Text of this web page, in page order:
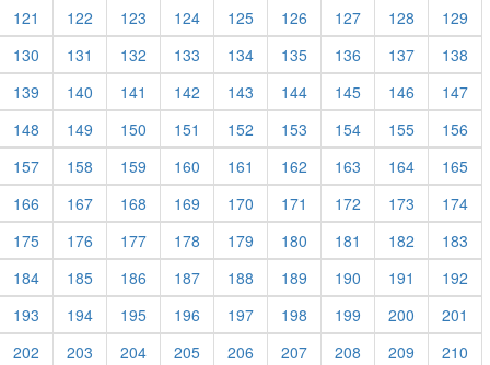
121
122 123 124 125 126 127 128
129
130
131 132 133 134 135 136 137
138
139
140 141 142 143 144 145 146
147
148
149 150 151 152 153 154 155
156
157
158 159 160 161 162 163 164
165
166
167 168 169 170 171 172 173
174
175
176 177 178 179 180 181 182
183
184
185 186 187 188 189 190 191
192
193
194 195 196 197 198 199 200
201
202
203 204 205 206 207 208 209
210